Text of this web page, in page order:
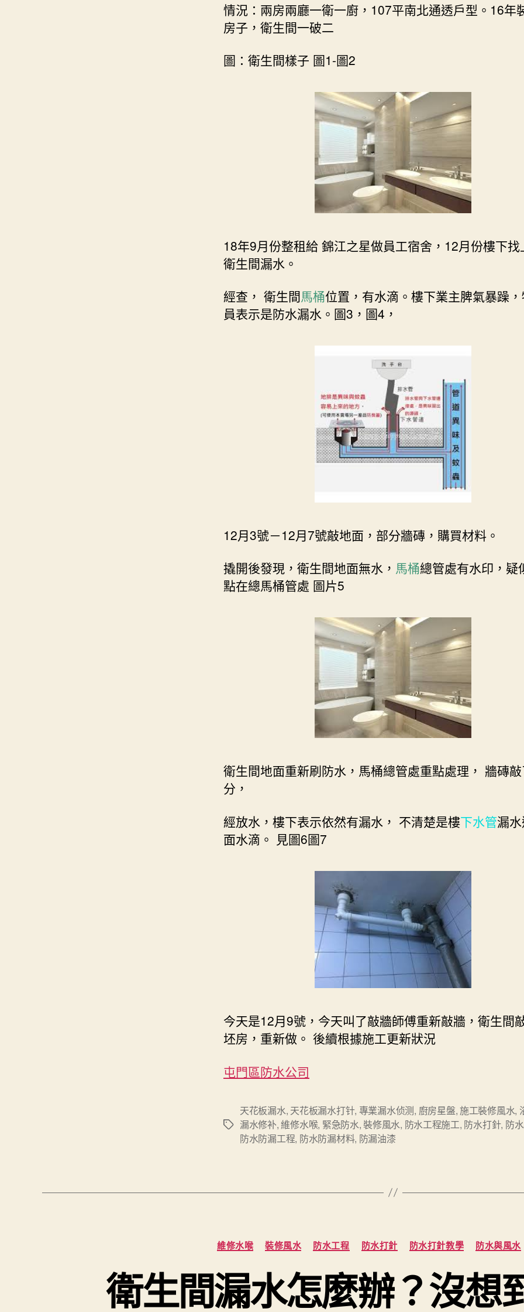
情況：兩房兩廳一衛一廚，107平南北通透戶型。16年
房子，衛生間一破二
圖：衛生間樣子 圖1-圖2
18年9月份整租給 錦江之星做員工宿舍，12月份樓下找
衛生間漏水。
經查， 衛生間馬桶位置，有水滴。樓下業主脾氣暴躁
員表示是防水漏水。圖3，圖4，
12月3號－12月7號敲地面，部分牆磚，購買材料。
撬開後發現，衛生間地面無水， 馬桶總管處有水印，疑
點在總馬桶管處 圖片5
衛生間地面重新刷防水，馬桶總管處重點處理， 牆磚
分，
經放水，樓下表示依然有漏水， 不清楚是樓下水管漏
面水滴。 見圖6圖7
今天是12月9號，今天叫了敲牆師傅重新敲牆，衛生間
坯房，重新做。 後續根據施工更新狀況
屯門區防水公司
Tags
天花板漏水, 天花板漏水打针, 專業漏水侦测, 廚房星盤,施工裝修風水,
漏水修补,維修水喉, 緊急防水,裝修風水, 防水工程施工, 防水打針, 防
防水防漏工程, 防水防漏材料, 防漏油漆
Categories
維修水喉 裝修風水 防水工程 防水打針 防水打針教學 防水與風水
衛生間漏水怎麼辦？沒想